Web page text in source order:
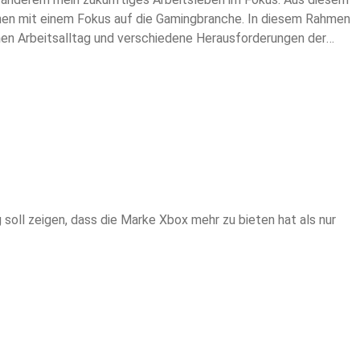
mit einem Fokus auf die Gamingbranche. In diesem Rahmen
Arbeitsalltag und verschiedene Herausforderungen der
noch wachsenden Podcast-Projekts gerne anbiete.
zeigen, dass die Marke Xbox mehr zu bieten hat als nur